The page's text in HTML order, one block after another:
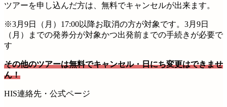
ツアーを申し込んだ方は、無料でキャンセルが出来ます。
※3月9日（月）17:00以降お取消の方が対象です。3月9日
（月）までの発券分が対象かつ出発前までの手続きが必要で
す
その他のツアーは無料でキャンセル・日にち変更はできませ
ん！
HIS連絡先・公式ページ